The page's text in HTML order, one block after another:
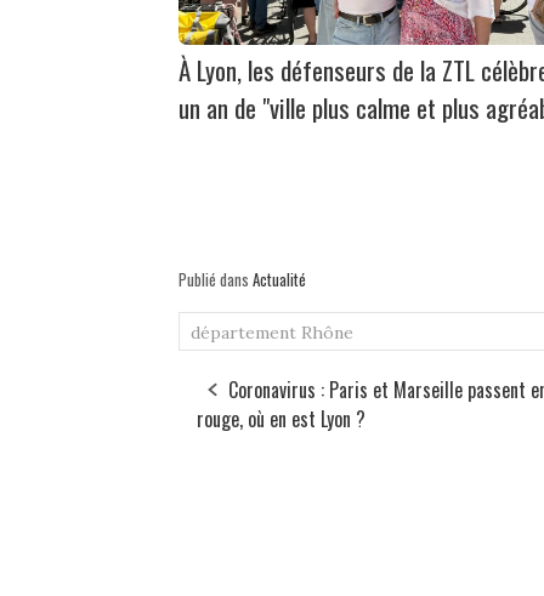
À Lyon, les défenseurs de la ZTL
un an de "ville plus calme et plus
Publié dans Actualité
département Rhône
Coronavirus : Paris et Marseille passent
rouge, où en est Lyon ?